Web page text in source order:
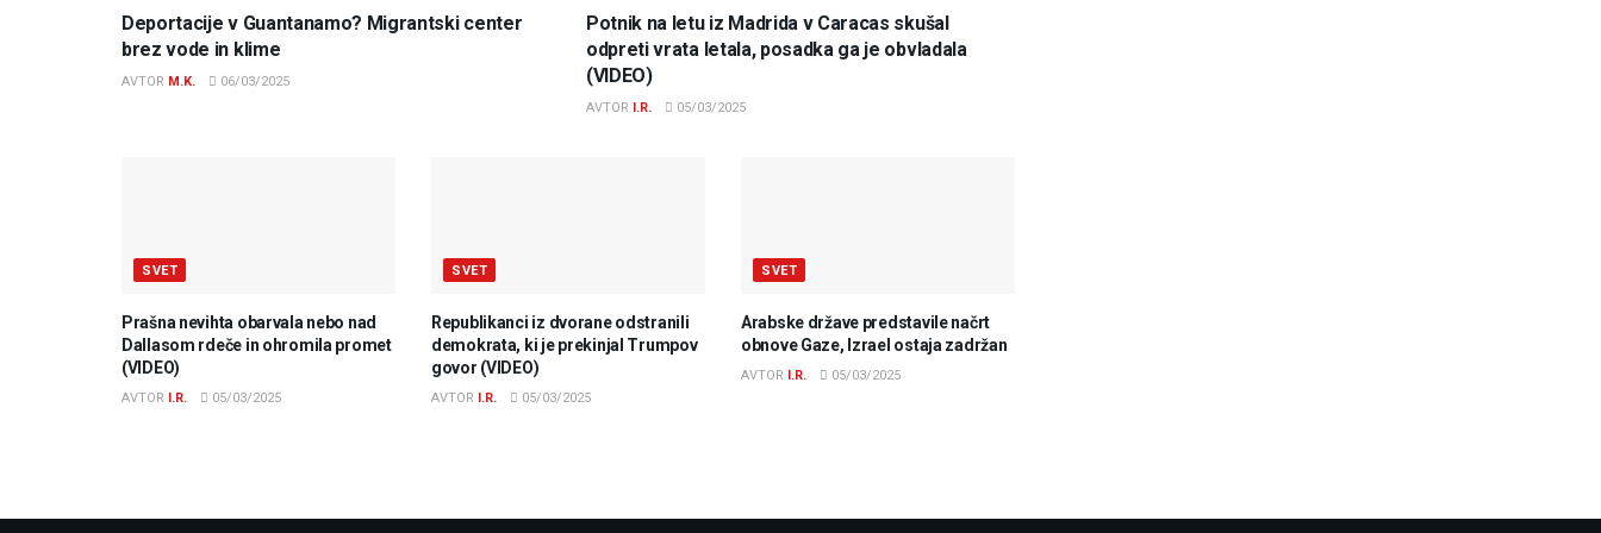
Deportacije v Guantanamo? Migrantski center
brez vode in klime
AVTOR M.K. 06/03/2025
Potnik na letu iz Madrida v Caracas skušal
odpreti vrata letala, posadka ga je obvladala
(VIDEO)
AVTOR I.R. 05/03/2025
SVET
Prašna nevihta obarvala nebo nad
Dallasom rdeče in ohromila promet
(VIDEO)
AVTOR I.R. 05/03/2025
SVET
Republikanci iz dvorane odstranili
demokrata, ki je prekinjal Trumpov
govor (VIDEO)
AVTOR I.R. 05/03/2025
SVET
Arabske države predstavile načrt
obnove Gaze, Izrael ostaja zadržan
AVTOR I.R. 05/03/2025